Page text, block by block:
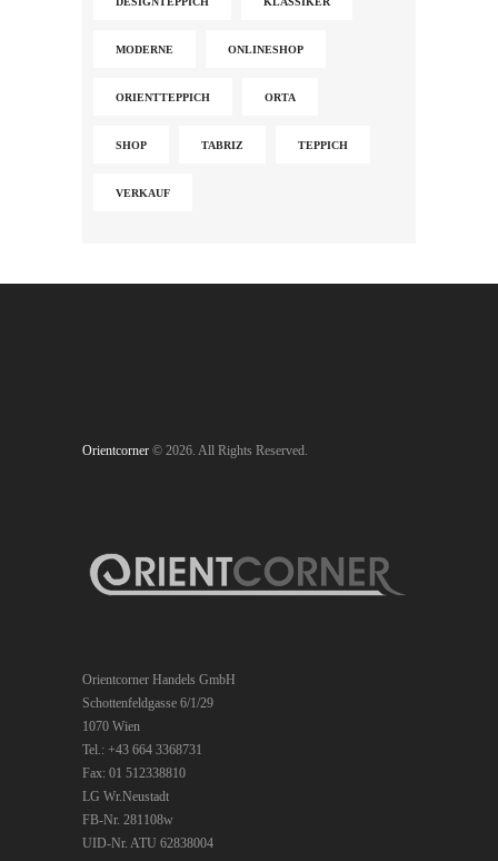
MODERNE ONLINESHOP
ORIENTTEPPICH ORTA
SHOP TABRIZ TEPPICH
VERKAUF
Orientcorner © 2026. All Rights Reserved.
Orientcorner Handels GmbH
Schottenfeldgasse 6/1/29
1070 Wien
Tel.: +43 664 3368731
Fax: 01 512338810
LG Wr.Neustadt
FB-Nr. 281108w
UID-Nr. ATU 62838004